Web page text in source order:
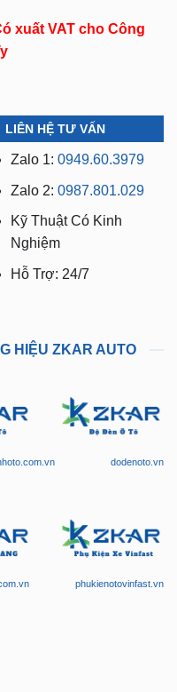
xuất VAT cho Công
LIÊN HỆ TƯ VẤN
Zalo 1: 0949.60.3979
Zalo 2: 0987.801.029
Kỹ Thuật Có Kinh
Nghiệm
Hỗ Trợ: 24/7
HIỆU ZKAR AUTO
dodenoto.vn
phukienotovinfast.vn